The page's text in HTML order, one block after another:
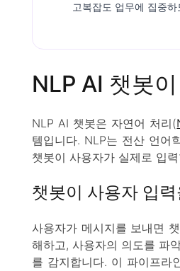
고복잡도 업무에 집중
NLP AI 챗봇
NLP AI 챗봇은 자연어 처리(
템입니다. NLP는 전산 언어
챗봇이 사용자가 실제로 입
챗봇이 사용자 입
사용자가 메시지를 보내면
해하고, 사용자의 의도를 파
를 감지합니다. 이 파이프라